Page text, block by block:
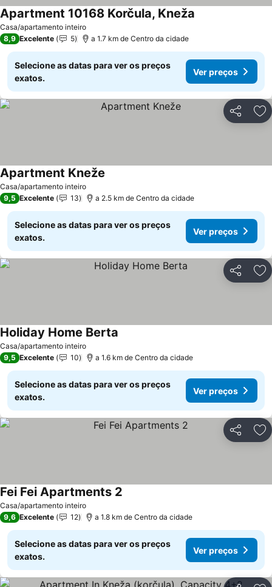
Casa/apartamento inteiro
Apartment 10168 Korčula, Kneža
8,9 Excelente 5 a 1.7 km de Centro da cidade
Selecione as datas para ver os preços
exatos.
Ver preços
Partilhar
Casa/apartamento inteiro
Apartment Kneže
9,5 Excelente 13 a 2.5 km de Centro da cidade
Selecione as datas para ver os preços
exatos.
Ver preços
Partilhar
Casa/apartamento inteiro
Holiday Home Berta
9,5 Excelente 10 a 1.6 km de Centro da cidade
Selecione as datas para ver os preços
exatos.
Ver preços
Partilhar
Casa/apartamento inteiro
Fei Fei Apartments 2
9,6 Excelente 12 a 1.8 km de Centro da cidade
Selecione as datas para ver os preços
exatos.
Ver preços